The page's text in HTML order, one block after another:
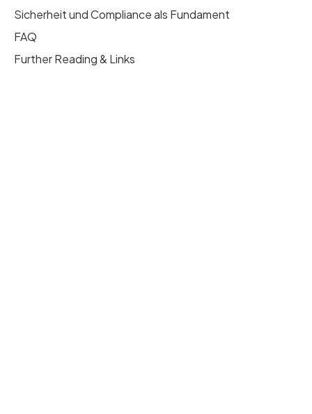
Sicherheit und Compliance als Fundament
FAQ
Further Reading & Links